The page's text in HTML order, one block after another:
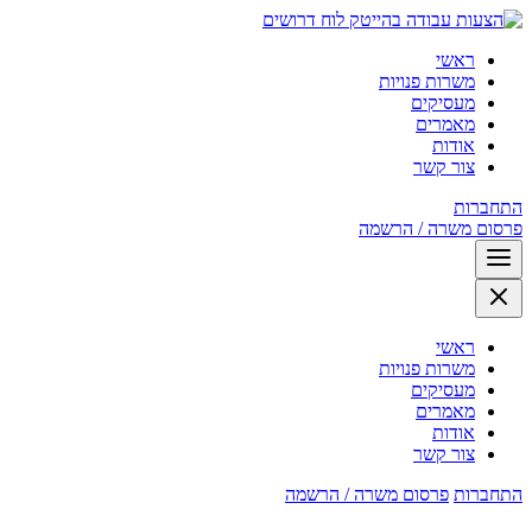
לוח דרושים
ראשי
משרות פנויות
מעסיקים
מאמרים
אודות
צור קשר
התחברות
פרסום משרה / הרשמה
ראשי
משרות פנויות
מעסיקים
מאמרים
אודות
צור קשר
התחברות פרסום משרה / הרשמה